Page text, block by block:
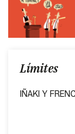
Límites
IÑAKI Y